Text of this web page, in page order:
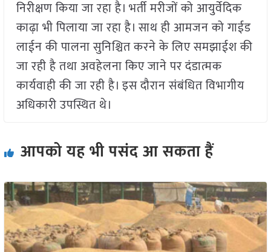
निरीक्षण किया जा रहा है। भर्ती मरीजों को आयुर्वेदिक
काढ़ा भी पिलाया जा रहा है। साथ ही आमजन को गाईड
लाईन की पालना सुनिश्चित करने के लिए समझाईश की
जा रही है तथा अवहेलना किए जाने पर दंडात्मक
कार्यवाही की जा रही है। इस दौरान संबंधित विभागीय
अधिकारी उपस्थित थे।
आपको यह भी पसंद आ सकता हैं